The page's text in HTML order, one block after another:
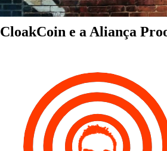
CloakCoin e a Aliança